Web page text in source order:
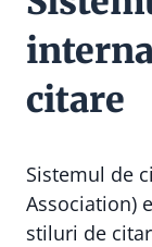
citare
Sistemul de
Association)
stiluri de